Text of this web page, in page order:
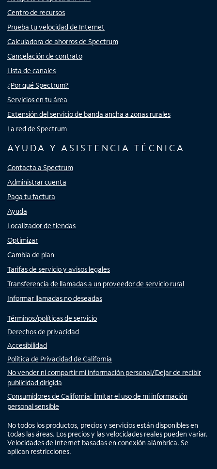
Centro de recursos
Prueba tu velocidad de Internet
Calculadora de ahorros de Spectrum
Cancelación de contrato
Lista de canales
¿Por qué Spectrum?
Servicios en tu área
Extensión del servicio de banda ancha a zonas rurales
La red de Spectrum
AYUDA Y ASISTENCIA TÉCNICA
Contacta a Spectrum
Administrar cuenta
Paga tu factura
Ayuda
Localizador de tiendas
Optimizar
Cambia de plan
Tarifas de servicio y avisos legales
Transferencia de llamadas a un proveedor de servicio rural
Informar llamadas no deseadas
Términos/políticas de servicio
Derechos de privacidad
Accesibilidad
Política de Privacidad de California
No vender ni compartir mi información personal/Dejar de recibir
publicidad dirigida
Consumidores de California: limitar el uso de mi información
personal sensible
No todos los productos, precios y servicios están disponibles en
todas las áreas. Los precios y las velocidades reales pueden variar.
Velocidades de Internet basadas en conexión alámbrica. Se
aplican restricciones.